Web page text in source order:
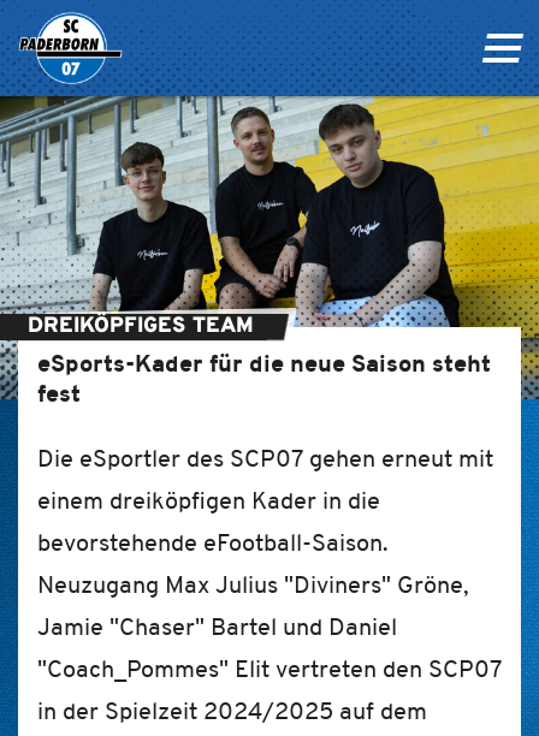
DREIKÖPFIGES TEAM
eSports-Kader für die neue Saison steht
fest
Die eSportler des SCP07 gehen erneut mit
einem dreiköpfigen Kader in die
bevorstehende eFootball-Saison.
Neuzugang Max Julius "Diviners" Gröne,
Jamie "Chaser" Bartel und Daniel
"Coach_Pommes" Elit vertreten den SCP07
in der Spielzeit 2024/2025 auf dem